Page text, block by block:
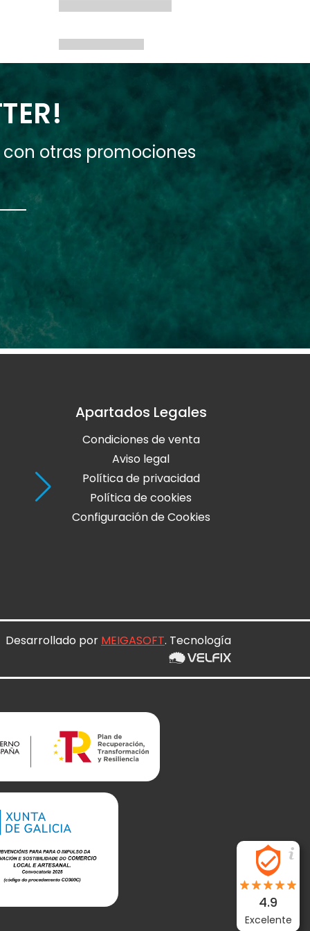
otras promociones
Holaola Ribadeo
Avda de Leopoldo Calvo Sotelo,
Teléfono: 982 128 424
online@holaola.com
Apartados Legales
Condiciones de venta
Aviso legal
Política de privacidad
Política de cookies
Configuración de Cookies
Desarrollado por MEIGASOFT. Tecnología
4.9
Excelente